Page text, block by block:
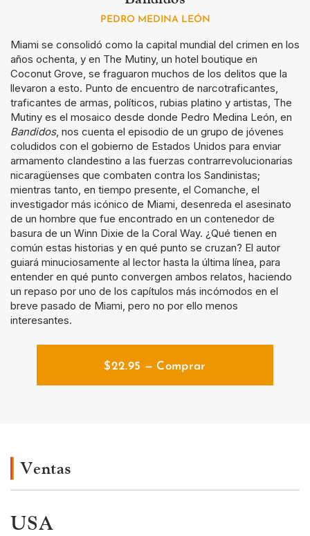
PEDRO MEDINA LEÓN
Miami se consolidó como la capital mundial del crimen en los
años ochenta, y en The Mutiny, un hotel boutique en
Coconut Grove, se fraguaron muchos de los delitos que la
llevaron a esto. Punto de encuentro de narcotraficantes,
traficantes de armas, políticos, rubias platino y artistas, The
Mutiny es el mosaico desde donde Pedro Medina León, en
Bandidos, nos cuenta el episodio de un grupo de jóvenes
coludidos con el gobierno de Estados Unidos para enviar
armamento clandestino a las fuerzas contrarrevolucionarias
nicaragüenses que combaten contra los Sandinistas;
mientras tanto, en tiempo presente, el Comanche, el
investigador más icónico de Miami, desenreda el asesinato
de un hombre que fue encontrado en un contenedor de
basura de un Winn Dixie de la Coral Way. ¿Qué tienen en
común estas historias y en qué punto se cruzan? El autor
guiará minuciosamente al lector hasta la última línea, para
entender en qué punto convergen ambos relatos, haciendo
un repaso por uno de los capítulos más incómodos en el
breve pasado de Miami, pero no por ello menos
interesantes.
$22.95 — Comprar
Ventas
USA